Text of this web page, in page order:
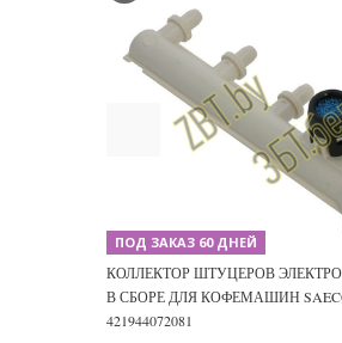
Previous
ПОД ЗАКАЗ 60 ДНЕЙ
КОЛЛЕКТОР ШТУЦЕРОВ
В СБОРЕ ДЛЯ КОФЕМАШИН
421944072081